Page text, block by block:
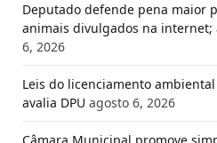
Deputado defende pena maior
animais divulgados na internet;
6, 2026
Leis do licenciamento
avalia DPU agosto 6, 2026